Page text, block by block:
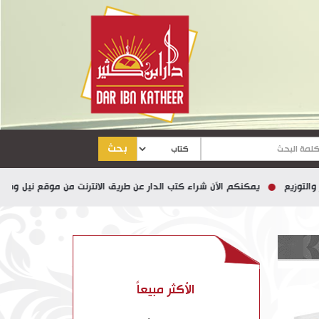
بحث
يمكنكم الآن شراء كتب الدار عن طريق الانترنت من موقع نيل وفرات
الأكثر مبيعاً